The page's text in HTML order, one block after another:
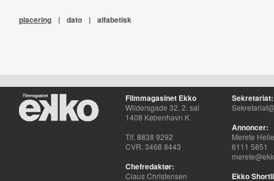
placering | dato | alfabetisk
Filmmagasinet Ekko
Wildersgade 32, 2. sal
1408 København K
Tlf. 8838 9292
CVR. 3468 8443
Chefredaktør:
Claus Christensen
Sekretariat:
Annoncer:
Merete
6111 5851
Ekko